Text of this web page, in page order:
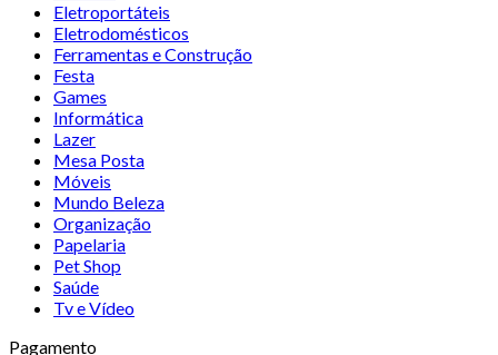
Eletroportáteis
Eletrodomésticos
Ferramentas e Construção
Festa
Games
Informática
Lazer
Mesa Posta
Móveis
Mundo Beleza
Organização
Papelaria
Pet Shop
Saúde
Tv e Vídeo
Pagamento